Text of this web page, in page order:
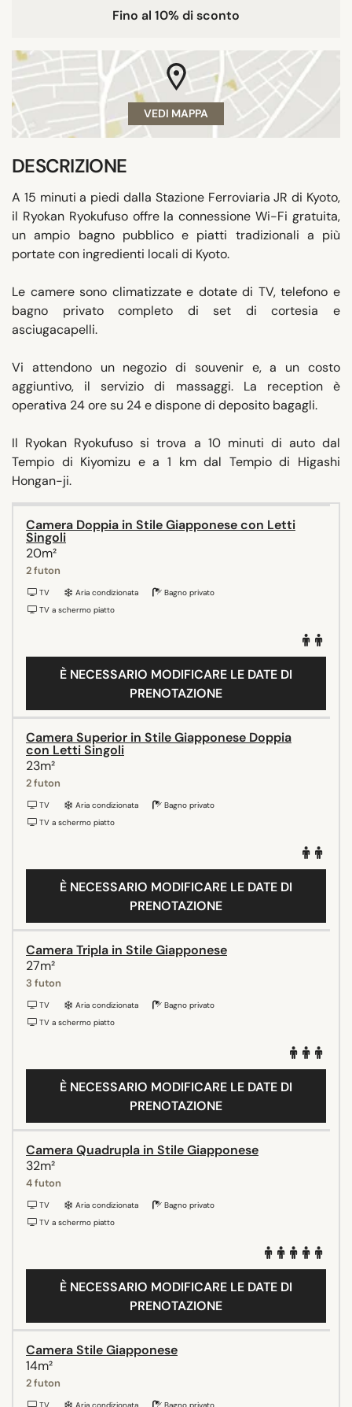
Fino al 10% di sconto
VEDI MAPPA
DESCRIZIONE
A 15 minuti a piedi dalla Stazione Ferroviaria JR di Kyoto,
il Ryokan Ryokufuso offre la connessione Wi-Fi gratuita,
un ampio bagno pubblico e piatti tradizionali a più
portate con ingredienti locali di Kyoto.
Le camere sono climatizzate e dotate di TV, telefono e
bagno privato completo di set di cortesia e
asciugacapelli.
Vi attendono un negozio di souvenir e, a un costo
aggiuntivo, il servizio di massaggi. La reception è
operativa 24 ore su 24 e dispone di deposito bagagli.
Il Ryokan Ryokufuso si trova a 10 minuti di auto dal
Tempio di Kiyomizu e a 1 km dal Tempio di Higashi
Hongan-ji.
Camera Doppia in Stile Giapponese con Letti
Singoli
20m²
2 futon
TV Aria condizionata
Bagno privato
TV a schermo piatto
È NECESSARIO MODIFICARE LE DATE DI
PRENOTAZIONE
Camera Superior in Stile Giapponese Doppia
con Letti Singoli
23m²
2 futon
TV Aria condizionata
Bagno privato
TV a schermo piatto
È NECESSARIO MODIFICARE LE DATE DI
PRENOTAZIONE
Camera Tripla in Stile Giapponese
27m²
3 futon
TV Aria condizionata
Bagno privato
TV a schermo piatto
È NECESSARIO MODIFICARE LE DATE DI
PRENOTAZIONE
Camera Quadrupla in Stile Giapponese
32m²
4 futon
TV Aria condizionata
Bagno privato
TV a schermo piatto
È NECESSARIO MODIFICARE LE DATE DI
PRENOTAZIONE
Camera Stile Giapponese
14m²
2 futon
TV Aria condizionata Bagno privato